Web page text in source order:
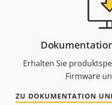
Erhalten Sie
Firmware
ZU DOKUMENTATION